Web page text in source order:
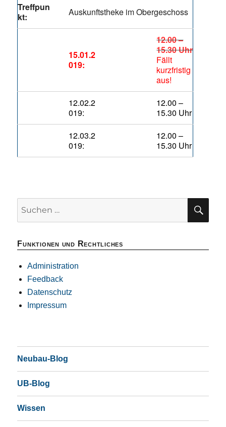
Treffpun
kt:
Auskunftstheke im Obergeschoss
15.01.2
019:
12.00 –
15.30 Uhr
Fällt
kurzfristig
aus!
12.02.2
019:
12.00 –
15.30 Uhr
12.03.2
019:
12.00 –
15.30 Uhr
Funktionen und Rechtliches
Administration
Feedback
Datenschutz
Impressum
Neubau-Blog
UB-Blog
Wissen